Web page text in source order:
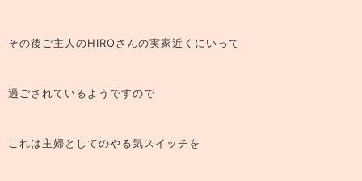
その後ご主人のHIROさんの実家近くにいって
過ごされているようですので
これは主婦としてのやる気スイッチを